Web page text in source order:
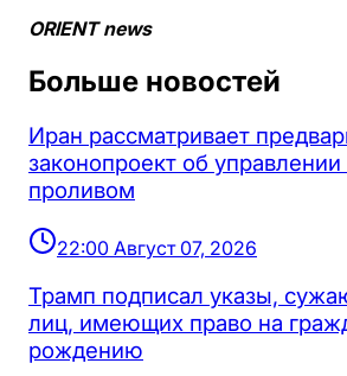
ORIENT news
Больше новостей
Иран рассматривает
законопроект об
проливом
22:00 Август 07, 2026
Трамп подписал указы,
лиц, имеющих право на
рождению